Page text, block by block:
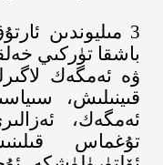
3 مىليوندىن
باشقا تۈركىي
ۋە ئەمگەك
قىينىلىش،
ئەمگەك،
تۇغماس